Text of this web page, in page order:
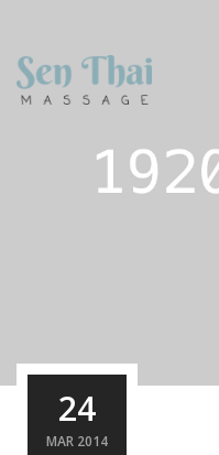
content
24
MAR 2014